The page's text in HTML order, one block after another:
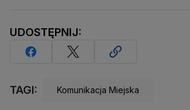
UDOSTĘPNIJ:
TAGI: Komunikacja Miejska